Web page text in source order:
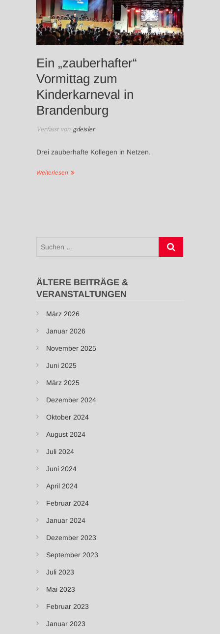
Ein „zauberhafter“
Vormittag zum
Kinderkarneval in
Brandenburg
Verfasst von gdeisler
Drei zauberhafte Kollegen in Netzen.
Weiterlesen
Suchen
ÄLTERE BEITRÄGE &
VERANSTALTUNGEN
März 2026
Januar 2026
November 2025
Juni 2025
März 2025
Dezember 2024
Oktober 2024
August 2024
Juli 2024
Juni 2024
April 2024
Februar 2024
Januar 2024
Dezember 2023
September 2023
Juli 2023
Mai 2023
Februar 2023
Januar 2023